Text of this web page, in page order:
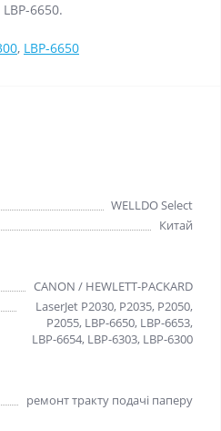
6650.
, LBP-6650
WELLDO Select
Китай
CANON / HEWLETT-PACKARD
LaserJet P2030, P2035, P2050,
P2055, LBP-6650, LBP-6653,
LBP-6654, LBP-6303, LBP-6300
ремонт тракту подачі паперу